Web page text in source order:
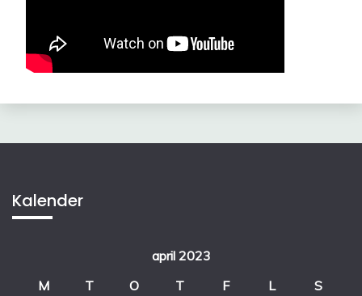
Kalender
april 2023
M
T O T F L
S